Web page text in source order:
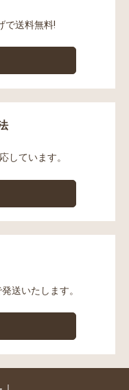
で送料無料!
しています。
送いたします。